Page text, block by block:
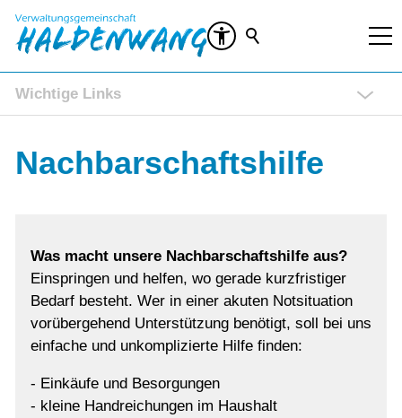
Wichtige Links
Ratsinformationssystem (RIS)
Nachbarschaftshilfe
Was macht unsere Nachbarschaftshilfe aus?
Einspringen und helfen, wo gerade kurzfristiger
Bedarf besteht. Wer in einer akuten Notsituation
vorübergehend Unterstützung benötigt, soll bei uns
einfache und unkomplizierte Hilfe finden:
- Einkäufe und Besorgungen
- kleine Handreichungen im Haushalt